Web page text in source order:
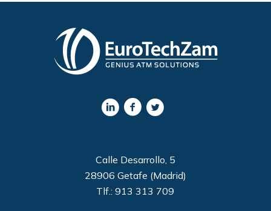
Calle Desarrollo, 5
28906 Getafe (Madrid)
Tlf.: 913 313 709